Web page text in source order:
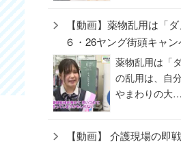
【動画】薬物乱用は「
６・26ヤング街頭キャン
薬物乱用は「
の乱用は、自
やまわりの大…
【動画】 介護現場の即